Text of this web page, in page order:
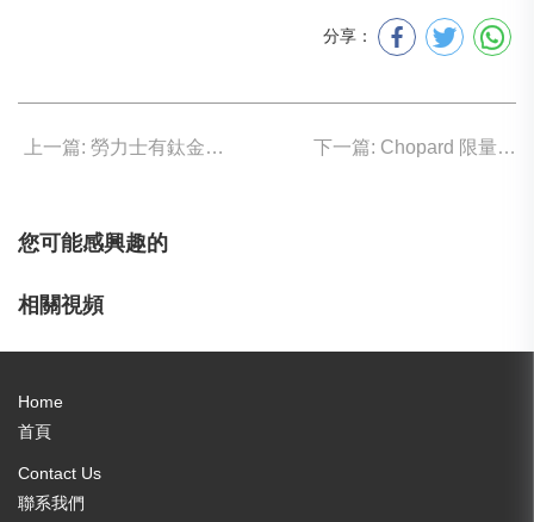
分享：
上一篇: 勞力士有鈦金屬表款嗎？ 下一篇: Chopard 限量高振頻之作 比普通機芯快兩倍
您可能感興趣的
相關視頻
Home
首頁
Contact Us
聯系我們